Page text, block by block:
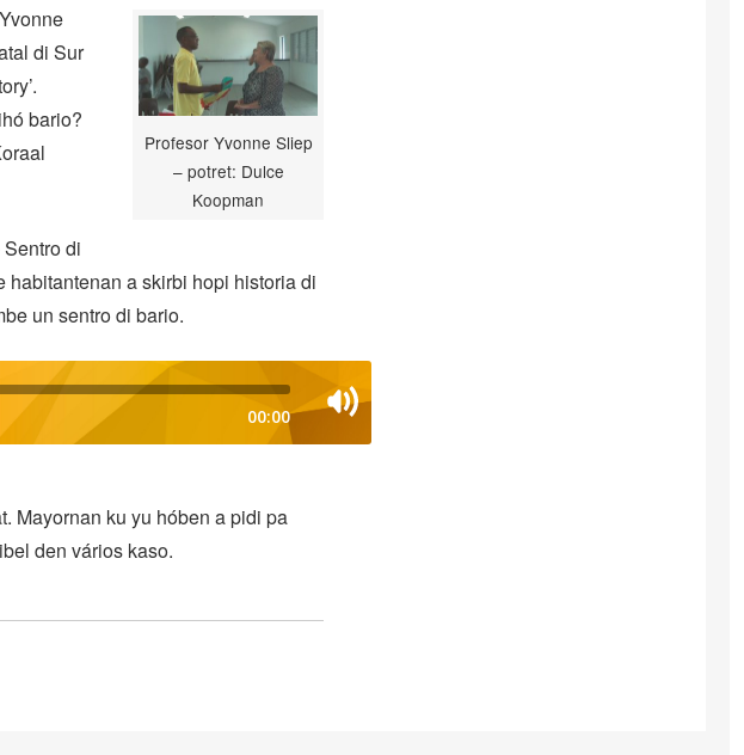
Profesor Yvonne Sliep
– potret: Dulce
Koopman
di Sur
bario?
di
a skirbi hopi historia di
un sentro di bario.
00:00
Mayornan ku yu hóben a pidi pa
den vários kaso.